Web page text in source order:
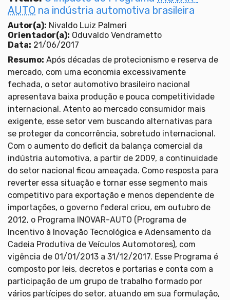
AUTO na indústria automotiva brasileira
Autor(a): Nivaldo Luiz Palmeri
Orientador(a): Oduvaldo Vendrametto
Data: 21/06/2017
Resumo: Após décadas de protecionismo e reserva de
mercado, com uma economia excessivamente
fechada, o setor automotivo brasileiro nacional
apresentava baixa produção e pouca competitividade
internacional. Atento ao mercado consumidor mais
exigente, esse setor vem buscando alternativas para
se proteger da concorrência, sobretudo internacional.
Com o aumento do deficit da balança comercial da
indústria automotiva, a partir de 2009, a continuidade
do setor nacional ficou ameaçada. Como resposta para
reverter essa situação e tornar esse segmento mais
competitivo para exportação e menos dependente de
importações, o governo federal criou, em outubro de
2012, o Programa INOVAR-AUTO (Programa de
Incentivo à Inovação Tecnológica e Adensamento da
Cadeia Produtiva de Veículos Automotores), com
vigência de 01/01/2013 a 31/12/2017. Esse Programa é
composto por leis, decretos e portarias e conta com a
participação de um grupo de trabalho formado por
vários partícipes do setor, atuando em sua formulação,